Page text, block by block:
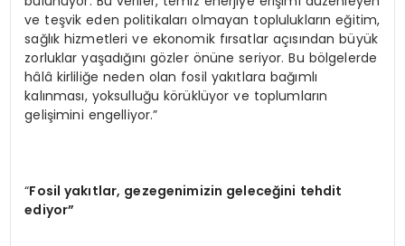
ve teşvik eden politikaları olmayan toplulukların eğitim,
sağlık hizmetleri ve ekonomik fırsatlar açısından büyük
zorluklar yaşadığını gözler önüne seriyor. Bu bölgelerde
hâlâ kirliliğe neden olan fosil yakıtlara bağımlı
kalınması, yoksulluğu körüklüyor ve toplumların
gelişimini engelliyor.”
“Fosil yakıtlar, gezegenimizin geleceğini tehdit
ediyor”